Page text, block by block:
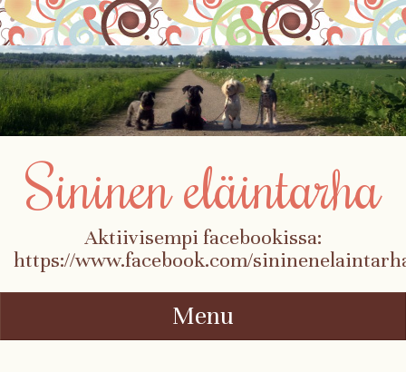
Sininen eläintarha
Aktiivisempi facebookissa:
https://www.facebook.com/
Menu